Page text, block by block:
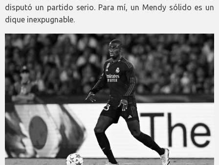
disputó un partido serio. Para mí, un Mendy sólido es un
dique inexpugnable.